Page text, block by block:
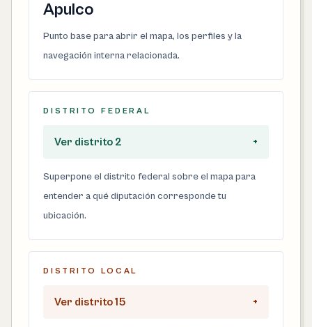
Apulco
Punto base para abrir el mapa, los perfiles y la
navegación interna relacionada.
DISTRITO FEDERAL
Ver distrito 2 +
Superpone el distrito federal sobre el mapa para
entender a qué diputación corresponde tu
ubicación.
DISTRITO LOCAL
Ver distrito 15 +